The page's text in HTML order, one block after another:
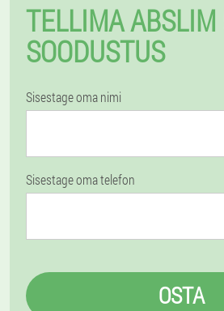
TELLIMA ABSLIM
SOODUSTUS
Sisestage oma nimi
Sisestage oma telefon
OSTA